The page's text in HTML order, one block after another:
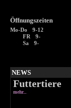
Öffnungszeiten
Mo-Do
9-12
FR
9-
Sa
9-
NEWS
Futtertiere
mehr...